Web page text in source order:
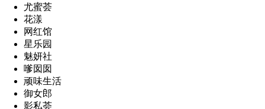
尤蜜荟
花漾
网红馆
星乐园
魅妍社
嗲囡囡
顽味生活
御女郎
影私荟